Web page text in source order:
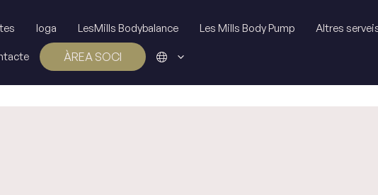
Ioga LesMills Bodybalance Les Mills Body Pump Altres
ÀREA SOCI